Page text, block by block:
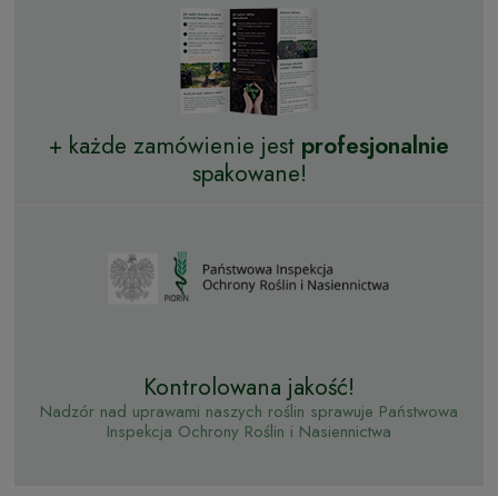
+ każde zamówienie jest profesjonalnie
spakowane!
Kontrolowana jakość!
Nadzór nad uprawami naszych roślin sprawuje Państwowa
Inspekcja Ochrony Roślin i Nasiennictwa